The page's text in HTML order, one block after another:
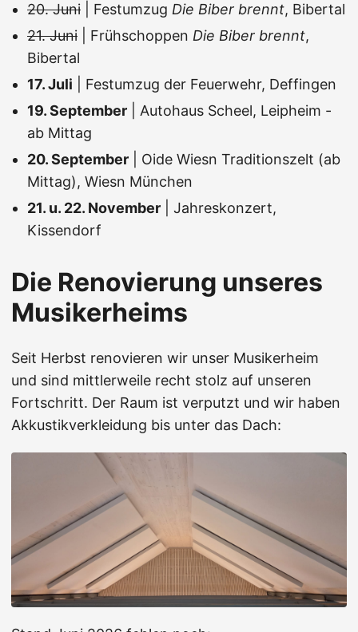
20. Juni | Festumzug Die Biber brennt, Bibertal
21. Juni | Frühschoppen Die Biber brennt,
Bibertal
17. Juli | Festumzug der Feuerwehr, Deffingen
19. September | Autohaus Scheel, Leipheim -
ab Mittag
20. September | Oide Wiesn Traditionszelt (ab
Mittag), Wiesn München
21. u. 22. November | Jahreskonzert,
Kissendorf
Die Renovierung unseres
Musikerheims
Seit Herbst renovieren wir unser Musikerheim
und sind mittlerweile recht stolz auf unseren
Fortschritt. Der Raum ist verputzt und wir haben
Akkustikverkleidung bis unter das Dach: